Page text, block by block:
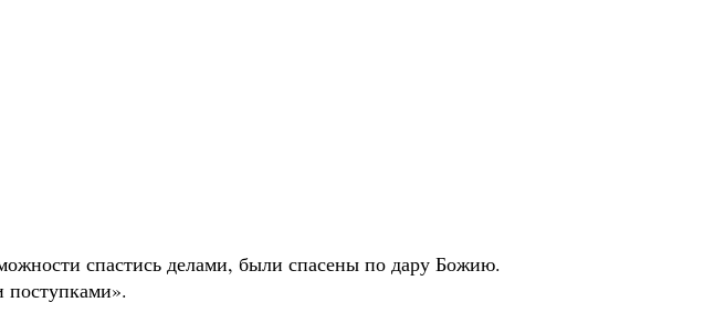
спастись делами, были спасены по дару Божию.
поступками».